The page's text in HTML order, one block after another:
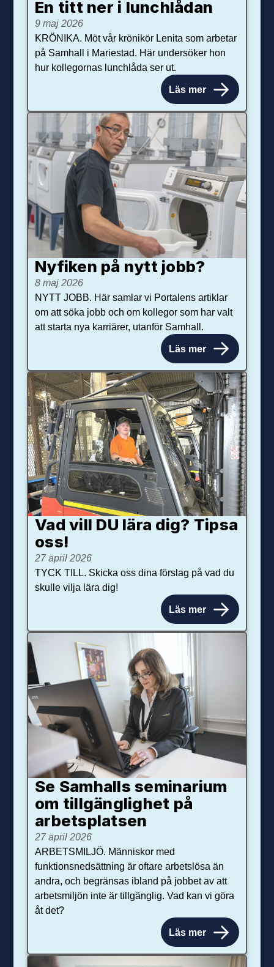
En titt ner i lunchlådan
9 maj 2026
KRÖNIKA. Möt vår krönikör Lenita som arbetar
på Samhall i Mariestad. Här undersöker hon
hur kollegornas lunchlåda ser ut.
Läs mer
Nyfiken på nytt jobb?
8 maj 2026
NYTT JOBB. Här samlar vi Portalens artiklar
om att söka jobb och om kollegor som har valt
att starta nya karriärer, utanför Samhall.
Läs mer
Vad vill DU lära dig? Tipsa
oss!
27 april 2026
TYCK TILL. Skicka oss dina förslag på vad du
skulle vilja lära dig!
Läs mer
Se Samhalls seminarium
om tillgänglighet på
arbetsplatsen
27 april 2026
ARBETSMILJÖ. Människor med
funktionsnedsättning är oftare arbetslösa än
andra, och begränsas ibland på jobbet av att
arbetsmiljön inte är tillgänglig. Vad kan vi göra
åt det?
Läs mer